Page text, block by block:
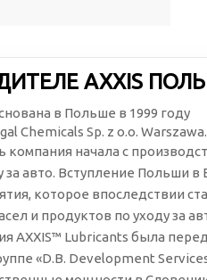
AXXIS
в Польше в 1999 году
Chemicals Sp. z o.o. Warszawa.
начала с
за авто. Вступление Польши в
которое впоследствии
и продуктов по уходу за
AXXIS™ Lubricants была
«D.B. Development